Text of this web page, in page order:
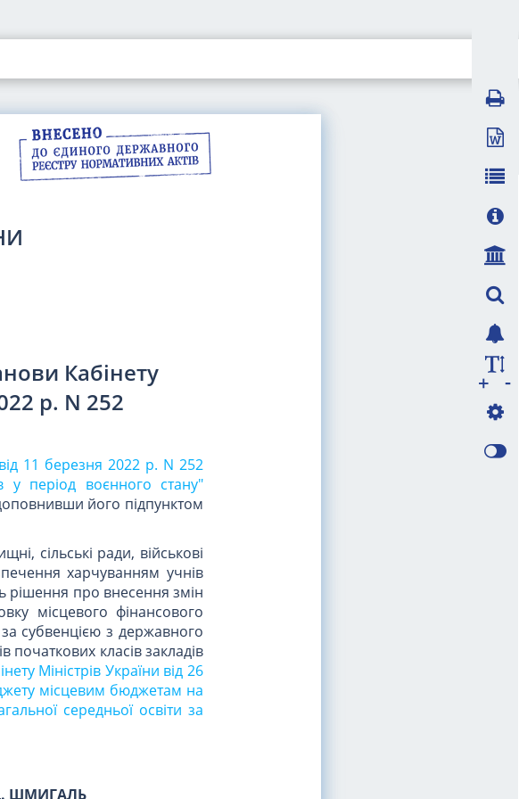
Кабінету
р. N 252
11 березня 2022 р. N 252
у період воєнного стану"
його підпунктом
сільські ради, військові
харчуванням учнів
рішення про внесення змін
місцевого фінансового
субвенцією з державного
класів закладів
Міністрів України від 26
місцевим бюджетам на
середньої освіти за
ШМИГАЛЬ
-
+